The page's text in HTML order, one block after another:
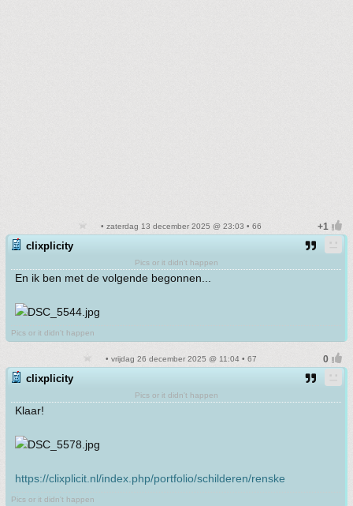
• zaterdag 13 december 2025 @ 23:03 • 66
clixplicity
Pics or it didn't happen
En ik ben met de volgende begonnen...
Pics or it didn't happen
• vrijdag 26 december 2025 @ 11:04 • 67
clixplicity
Pics or it didn't happen
Klaar!
https://clixplicit.nl/index.php/portfolio/schilderen/renske
Pics or it didn't happen